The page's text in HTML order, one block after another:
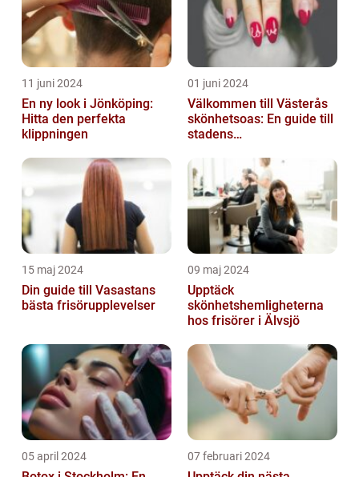
11 juni 2024
En ny look i Jönköping:
Hitta den perfekta
klippningen
01 juni 2024
Välkommen till Västerås
skönhetsoas: En guide till
stadens
15 maj 2024
Din guide till Vasastans
bästa frisörupplevelser
09 maj 2024
Upptäck
skönhetshemligheterna
hos frisörer i Älvsjö
05 april 2024 07 februari 2024